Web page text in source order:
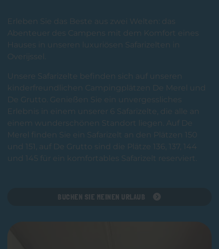
Kontakt
Häufig gestellte Fragen
Download onze app:
Erleben Sie das Beste aus zwei Welten: das
Abenteuer des Campens mit dem Komfort eines
Hauses in unseren luxuriösen Safarizelten in
Overijssel.
Unsere Safarizelte befinden sich auf unseren
kinderfreundlichen Campingplätzen De Merel und
De Grutto. Genießen Sie ein unvergessliches
Erlebnis in einem unserer 6 Safarizelte, die alle an
einem wunderschönen Standort liegen. Auf De
Merel finden Sie ein Safarizelt an den Plätzen 150
und 151, auf De Grutto sind die Plätze 136, 137, 144
und 145 für ein komfortables Safarizelt reserviert.
BUCHEN SIE MEINEN URLAUB